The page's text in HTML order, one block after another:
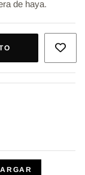
de haya.